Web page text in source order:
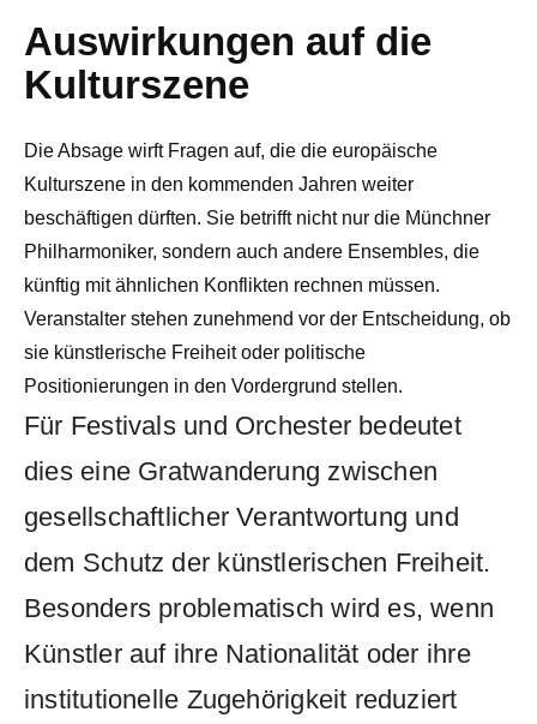
Auswirkungen auf die
Kulturszene
Die Absage wirft Fragen auf, die die europäische
Kulturszene in den kommenden Jahren weiter
beschäftigen dürften. Sie betrifft nicht nur die Münchner
Philharmoniker, sondern auch andere Ensembles, die
künftig mit ähnlichen Konflikten rechnen müssen.
Veranstalter stehen zunehmend vor der Entscheidung, ob
sie künstlerische Freiheit oder politische
Positionierungen in den Vordergrund stellen.
Für Festivals und Orchester bedeutet
dies eine Gratwanderung zwischen
gesellschaftlicher Verantwortung und
dem Schutz der künstlerischen Freiheit.
Besonders problematisch wird es, wenn
Künstler auf ihre Nationalität oder ihre
institutionelle Zugehörigkeit reduziert